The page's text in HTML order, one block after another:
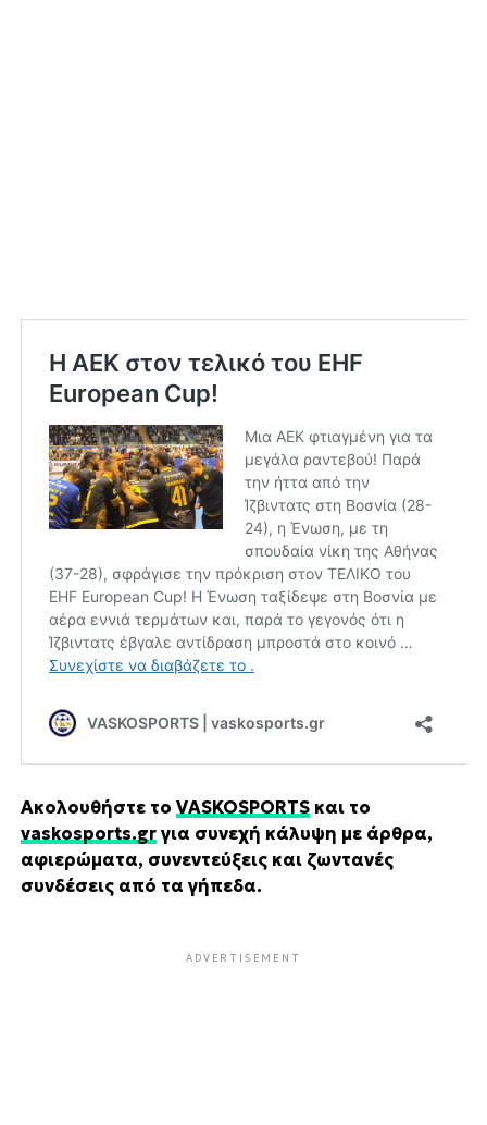
Ακολουθήστε το VASKOSPORTSκαι το
vaskosports.grγια συνεχή κάλυψη με άρθρα,
αφιερώματα, συνεντεύξεις και ζωντανές
συνδέσεις από τα γήπεδα.
ADVERTISEMENT